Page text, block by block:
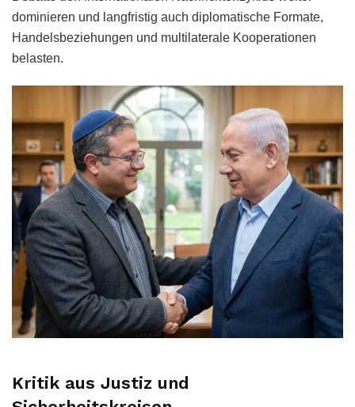
dominieren und langfristig auch diplomatische Formate,
Handelsbeziehungen und multilaterale Kooperationen
belasten.
Kritik aus Justiz und